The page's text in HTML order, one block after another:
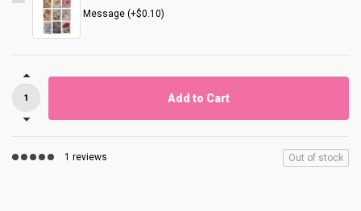
Message (+$0.10)
Add to Cart
1 reviews Out of stock